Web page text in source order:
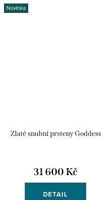
Novinka
Zlaté snubní prsteny Goddess
31 600 Kč
DETAIL